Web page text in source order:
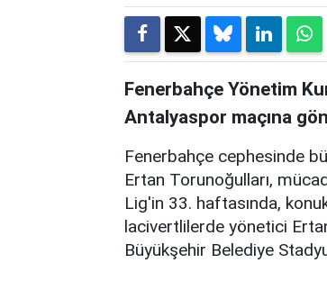
Fenerbahçe Yönetim
Antalyaspor maçına
Fenerbahçe cephesinde
Ertan Torunoğulları,
Lig'in 33. haftasında,
lacivertlilerde yönetici
Büyükşehir Belediye